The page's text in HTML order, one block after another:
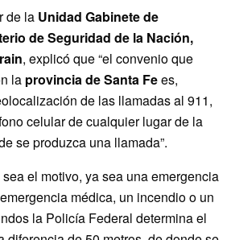
de la Unidad Gabinete de
de Seguridad de la Nación,
, explicó que “el convenio que
la provincia de Santa Fees,
de las llamadas al 911,
celular de cualquier lugar de la
se produzca una llamada”.
el motivo, ya sea una emergencia
médica, un incendio o un
la Policía Federal determina el